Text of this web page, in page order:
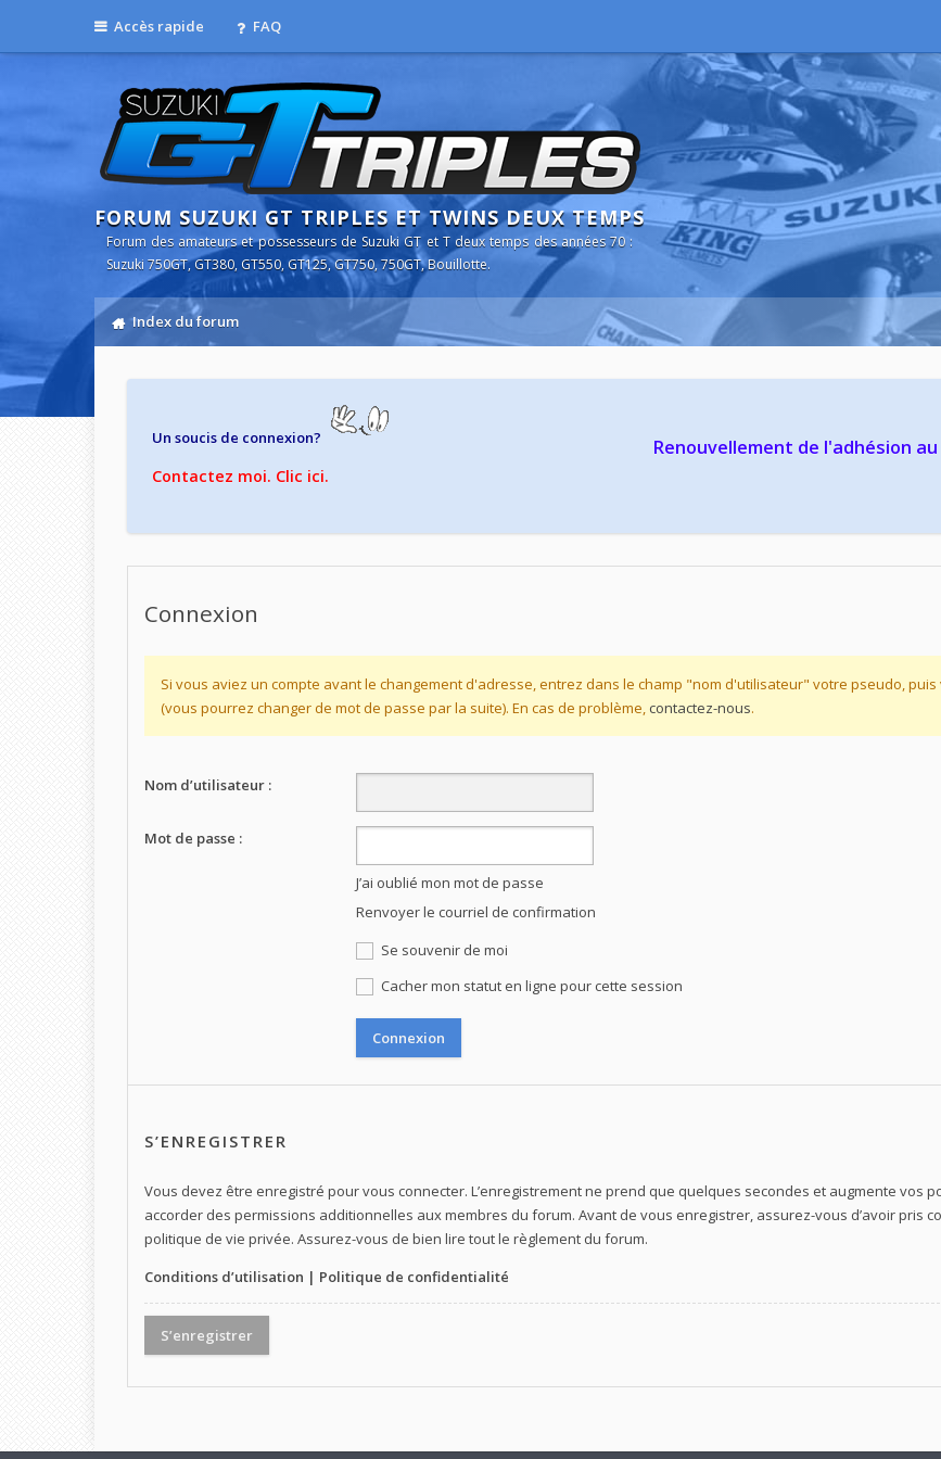
Accès rapide FAQ
FORUM SUZUKI GT TRIPLES ET TWINS DEUX TEMPS
Forum des amateurs et possesseurs de Suzuki GT et T deux temps des années 70 :
Suzuki 750GT, GT380, GT550, GT125, GT750, 750GT, Bouillotte.
Index du forum
Un soucis de connexion?
Contactez moi. Clic ici.
Renouvellement de l'adhésion au
Connexion
Si vous aviez un compte avant le changement d'adresse, entrez dans le champ "nom d'utilisateur" votre pseudo,
(vous pourrez changer de mot de passe par la suite). En cas de problème, contactez-nous.
Nom d’utilisateur :
Mot de passe :
J’ai oublié mon mot de passe
Renvoyer le courriel de confirmation
Se souvenir de moi
Cacher mon statut en ligne pour cette session
S’ENREGISTRER
Vous devez être enregistré pour vous connecter. L’enregistrement ne prend que quelques secondes et augmente vos
accorder des permissions additionnelles aux membres du forum. Avant de vous enregistrer, assurez-vous d’avoir pris
politique de vie privée. Assurez-vous de bien lire tout le règlement du forum.
Conditions d’utilisation | Politique de confidentialité
S’enregistrer